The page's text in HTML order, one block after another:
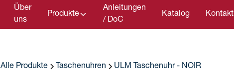
Über
uns
Produkte
Anleitungen
/ DoC
Katalog Kontakt
Alle Produkte Taschenuhren ULM Taschenuhr - NOIR